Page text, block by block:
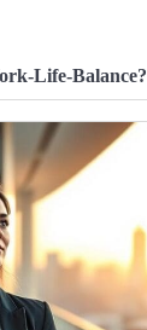
Life-Balance?